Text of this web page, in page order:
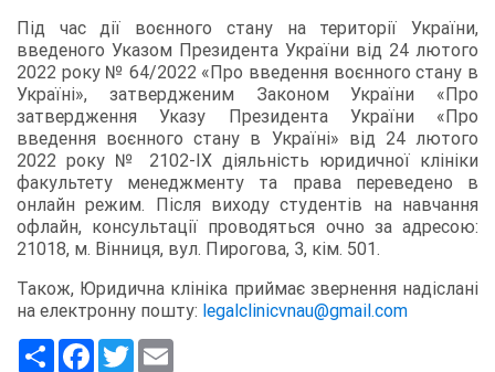
Під час дії воєнного стану на території України,
введеного Указом Президента України від 24 лютого
2022 року № 64/2022 «Про введення воєнного стану в
Україні», затвердженим Законом України «Про
затвердження Указу Президента України «Про
введення воєнного стану в Україні» від 24 лютого
2022 року № 2102-ІХ діяльність юридичної клініки
факультету менеджменту та права переведено в
онлайн режим. Після виходу студентів на навчання
офлайн, консультації проводяться очно за адресою:
21018, м. Вінниця, вул. Пирогова, 3, кім. 501.
Також, Юридична клініка приймає звернення надіслані
на електронну пошту: legalclinicvnau@gmail.com
РесурсFacebook
Twitter